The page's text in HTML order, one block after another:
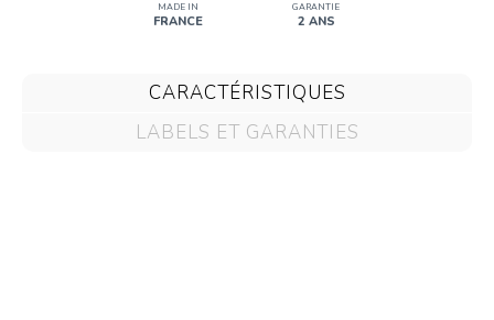
MADE IN
FRANCE
GARANTIE
2 ANS
CARACTÉRISTIQUES
LABELS ET GARANTIES